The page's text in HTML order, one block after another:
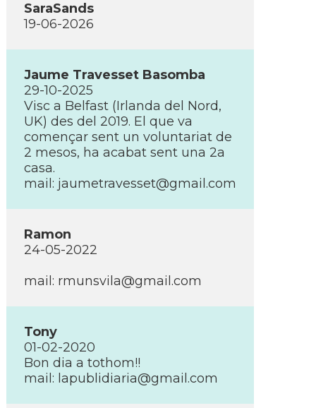
SaraSands
19-06-2026
Jaume Travesset Basomba
29-10-2025
Visc a Belfast (Irlanda del Nord,
UK) des del 2019. El que va
començar sent un voluntariat de
2 mesos, ha acabat sent una 2a
casa.
mail: jaumetravesset@gmail.com
Ramon
24-05-2022
mail: rmunsvila@gmail.com
Tony
01-02-2020
Bon dia a tothom!!
mail: lapublidiaria@gmail.com